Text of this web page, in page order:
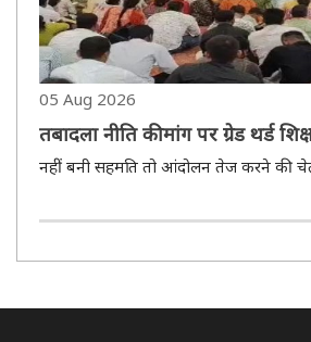
05 Aug 2026
तबादला नीति की मांग पर ग्रेड थर्ड
नहीं बनी सहमति तो आंदोलन तेज करने की